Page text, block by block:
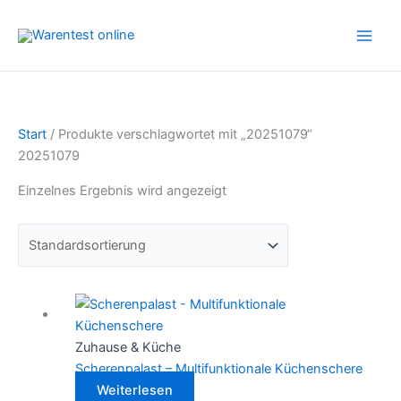
Inhalt
Start / Produkte verschlagwortet mit „20251079“
20251079
Einzelnes Ergebnis wird angezeigt
Zuhause & Küche
Scherenpalast – Multifunktionale Küchenschere
Weiterlesen